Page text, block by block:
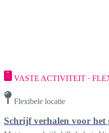
VASTE ACTIVITEIT ·
Flexibele locatie
Schrijf verhalen voor het